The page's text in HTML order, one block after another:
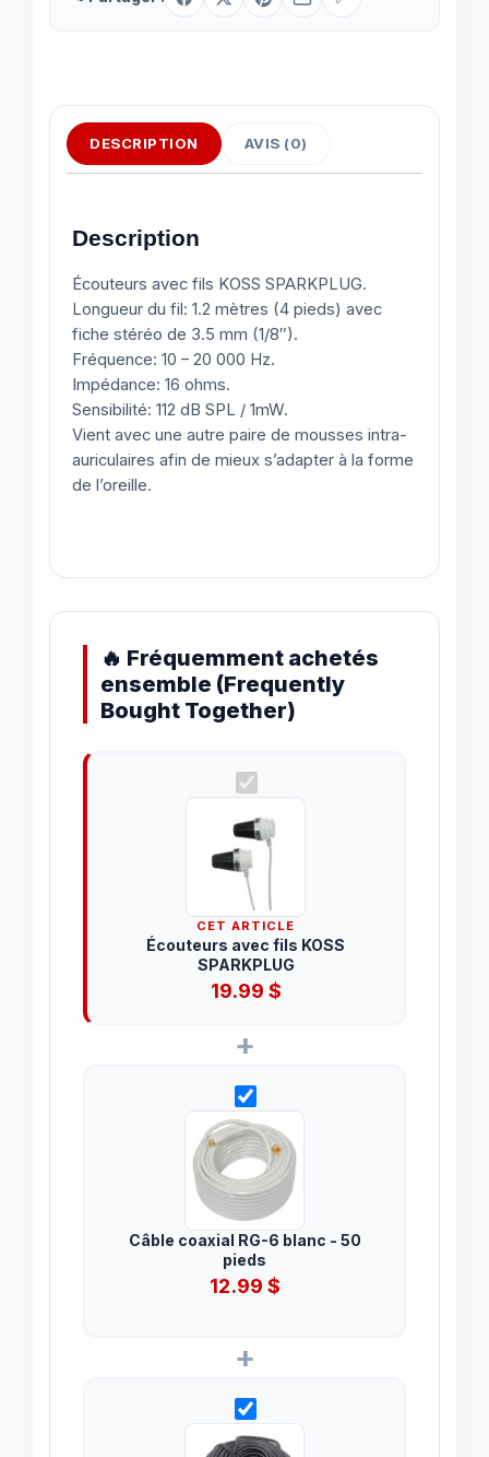
DESCRIPTION AVIS (0)
Description
Écouteurs avec fils KOSS SPARKPLUG.
Longueur du fil: 1.2 mètres (4 pieds) avec
fiche stéréo de 3.5 mm (1/8″).
Fréquence: 10 – 20 000 Hz.
Impédance: 16 ohms.
Sensibilité: 112 dB SPL / 1mW.
Vient avec une autre paire de mousses intra-
auriculaires afin de mieux s’adapter à la forme
de l’oreille.
🔥 Fréquemment achetés
ensemble (Frequently
Bought Together)
CET ARTICLE
Écouteurs avec fils KOSS
SPARKPLUG
19.99 $
+
Câble coaxial RG-6 blanc - 50
pieds
12.99 $
+